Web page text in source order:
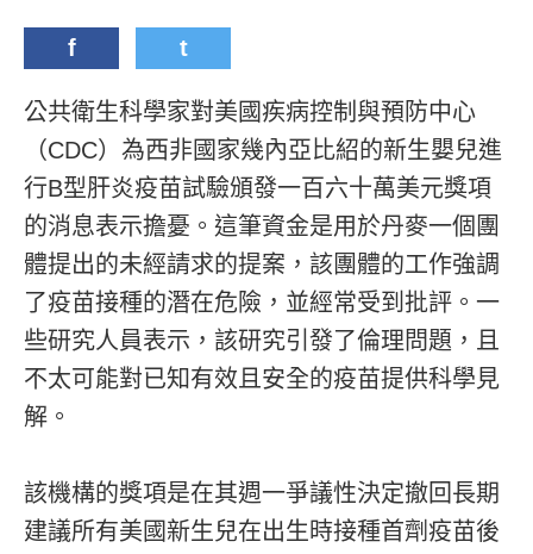
f t
公共衛生科學家對美國疾病控制與預防中心
（CDC）為西非國家幾內亞比紹的新生嬰兒進
行B型肝炎疫苗試驗頒發一百六十萬美元獎項
的消息表示擔憂。這筆資金是用於丹麥一個團
體提出的未經請求的提案，該團體的工作強調
了疫苗接種的潛在危險，並經常受到批評。一
些研究人員表示，該研究引發了倫理問題，且
不太可能對已知有效且安全的疫苗提供科學見
解。
該機構的獎項是在其週一爭議性決定撤回長期
建議所有美國新生兒在出生時接種首劑疫苗後